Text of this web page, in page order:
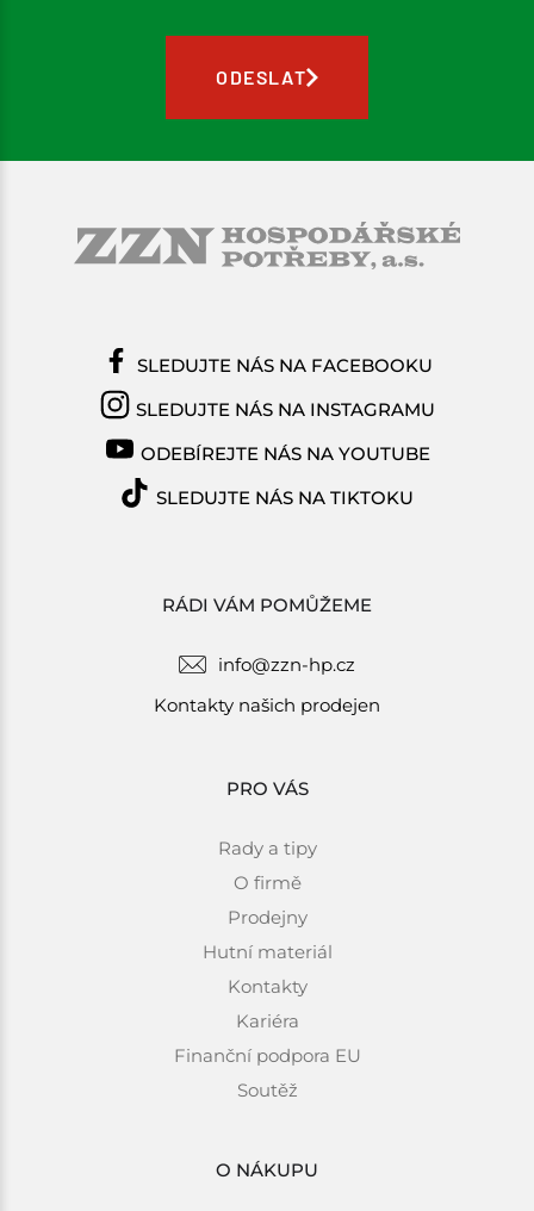
ODESLAT
RÁDI VÁM POMŮŽEME
info@zzn-hp.cz
Kontakty našich prodejen
PRO VÁS
Rady a tipy
O firmě
Prodejny
Hutní materiál
Kontakty
Kariéra
Finanční podpora EU
Soutěž
O NÁKUPU
SLEDUJTE NÁS NA FACEBOOKU
SLEDUJTE NÁS NA INSTAGRAMU
ODEBÍREJTE NÁS NA YOUTUBE
SLEDUJTE NÁS NA TIKTOKU